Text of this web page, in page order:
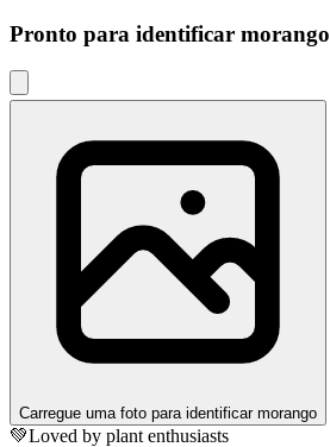
Pronto para identificar morango
Carregue uma foto para identificar morango
💚Loved by plant enthusiasts